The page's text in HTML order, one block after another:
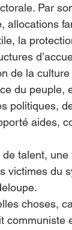
Par
allocations
la
de la
du peuple,
politiques,
aides,
talent,
victimes du
choses,